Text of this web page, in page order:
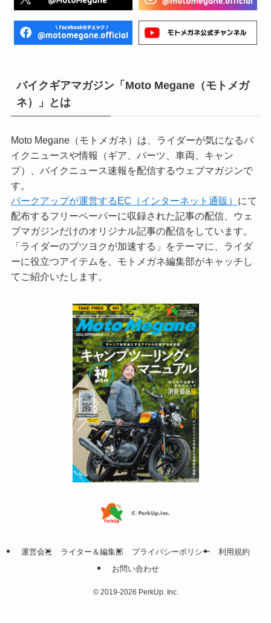
バイクギアマガジン「Moto Megane（モトメガ
ネ）」とは
Moto Megane（モトメガネ）は、ライダーが気になるバ
イクニュースや情報（ギア、パーツ、車両、キャン
プ）、バイクニュース速報を配信するウェブマガジンで
す。
パークアップが運営するEC（インターネット通販） にて
配布するフリーペーパーに収録された記事の配信、ウェ
ブマガジンだけのオリジナル記事の配信をしています。
「ライダーのブツヨクが加速する」をテーマに、ライダ
ーに役立つアイテムを、モトメガネ編集部がキャッチし
てご紹介いたします。
運営会社 ライター＆編集部 プライバシーポリシー
利用規約
お問い合わせ
©2019-2026 PerkUp. Inc.